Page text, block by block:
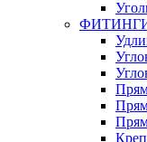
ФИТИНГИ